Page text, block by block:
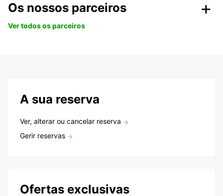
Os nossos parceiros
Ver todos os parceiros
A sua reserva
Ver, alterar ou cancelar reserva
Gerir reservas
Ofertas exclusivas